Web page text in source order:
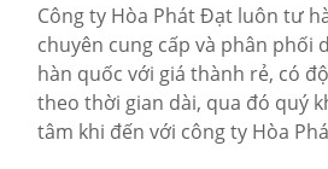
Công ty Hòa Phát Đạt luôn tư
chuyên cung cấp và phân phối
hàn quốc với giá thành rẻ, có
theo thời gian dài, qua đó quý
tâm khi đến với công ty Hòa